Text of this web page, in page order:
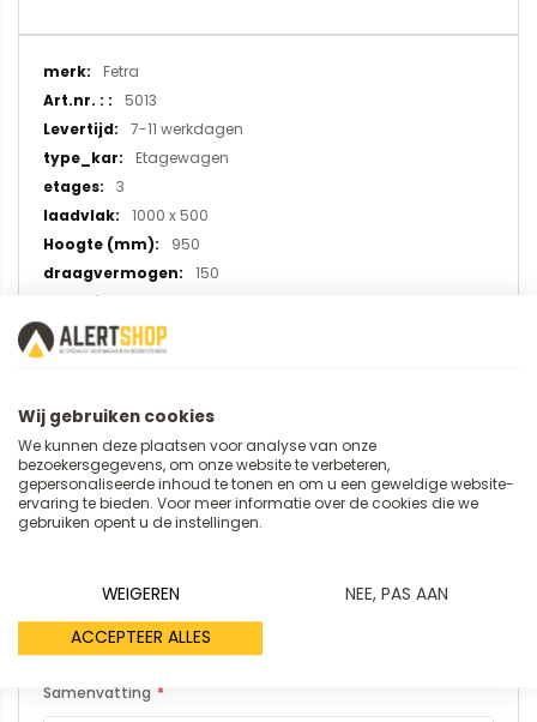
Meer
informatie
Fetra
5013
7-11 werkdagen
Etagewagen
3
1000 x 500
950
150
TPE rubber
U plaatst een review over:
RVS etagewagen met 3 etages 5013,
laadvlak 1000x500 mm
Samenvatting
Wij gebruiken cookies
We kunnen deze plaatsen voor analyse van onze
bezoekersgegevens, om onze website te verbeteren,
gepersonaliseerde inhoud te tonen en om u een geweldige website-
ervaring te bieden. Voor meer informatie over de cookies die we
gebruiken opent u de instellingen.
WEIGEREN
NEE, PAS AAN
ACCEPTEER ALLES